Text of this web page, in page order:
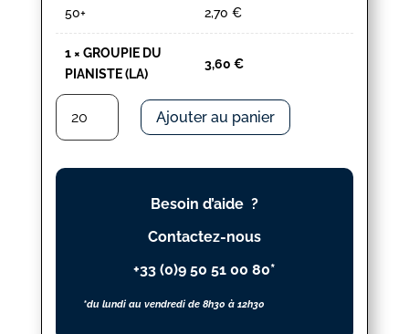
50+ 2,70 €
1× GROUPIE DU
PIANISTE (LA)
3,60 €
quantité
GROUPIE
DU
Ajouter au panier
Besoin d’aide ?
Contactez-nous
+33 (0)9 50 51 00 80*
*du lundi au vendredi de 8h30 à 12h30